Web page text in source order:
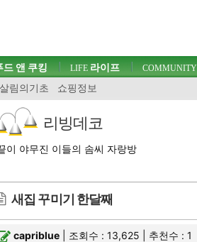
살림의기초 쇼핑정보
드 앤 쿠킹 LIFE 라이프 COMMUNITY
리빙데코
이 야무진 이들의 솜씨 자랑방
새집 꾸미기 한달째
capriblue | 조회수 : 13,625 | 추천수 :1